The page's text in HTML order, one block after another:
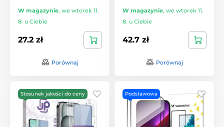
W magazynie, we wtorek 11.
8. u Ciebie
27.2 zł
Porównaj
W magazynie, we wtorek 11.
8. u Ciebie
42.7 zł
Porównaj
Stosunek jakości do ceny Podstawowa